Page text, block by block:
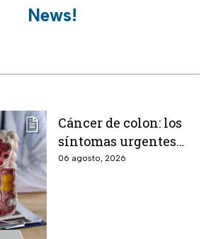
News!
Cáncer de colon: los
síntomas urgentes
que te advierten que
06 agosto, 2026